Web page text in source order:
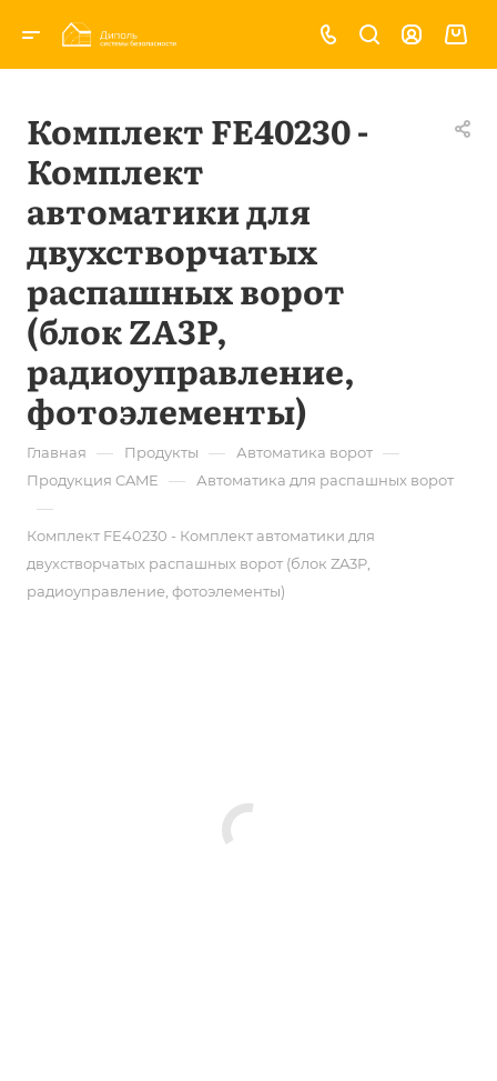
Комплект FE40230 -
Комплект
автоматики для
двухстворчатых
распашных ворот
(блок ZA3P,
радиоуправление,
фотоэлементы)
Главная — Продукты — Автоматика ворот —
Продукция CAME — Автоматика для распашных ворот
—
Комплект FE40230 - Комплект автоматики для
двухстворчатых распашных ворот (блок ZA3P,
радиоуправление, фотоэлементы)